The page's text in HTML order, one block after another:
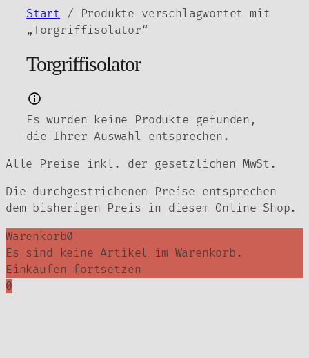
Inhalt
Start / Produkte verschlagwortet mit
„Torgriffisolator“
Torgriffisolator
Es wurden keine Produkte gefunden,
die Ihrer Auswahl entsprechen.
Alle Preise inkl. der gesetzlichen MwSt.
Die durchgestrichenen Preise entsprechen
dem bisherigen Preis in diesem Online-Shop.
Warenkorb0
Es sind keine Artikel im Warenkorb.
Einkaufen fortsetzen
0